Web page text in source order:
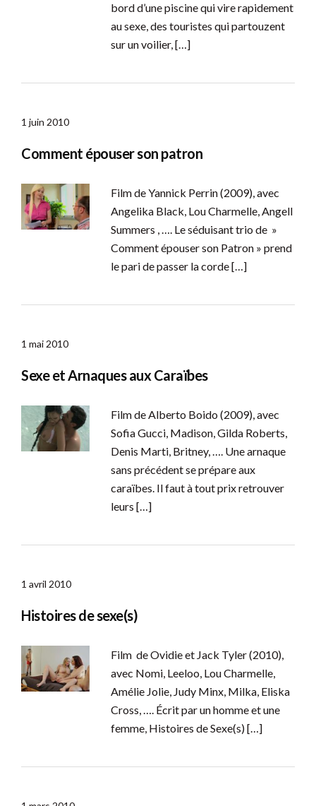
bord d’une piscine qui vire rapidement
au sexe, des touristes qui partouzent
sur un voilier, […]
1 juin 2010
Comment épouser son patron
Film de Yannick Perrin (2009), avec
Angelika Black, Lou Charmelle, Angell
Summers , …. Le séduisant trio de »
Comment épouser son Patron » prend
le pari de passer la corde […]
1 mai 2010
Sexe et Arnaques aux Caraïbes
Film de Alberto Boido (2009), avec
Sofia Gucci, Madison, Gilda Roberts,
Denis Marti, Britney, …. Une arnaque
sans précédent se prépare aux
caraïbes. Il faut à tout prix retrouver
leurs […]
1 avril 2010
Histoires de sexe(s)
Film de Ovidie et Jack Tyler (2010),
avec Nomi, Leeloo, Lou Charmelle,
Amélie Jolie, Judy Minx, Milka, Eliska
Cross, …. Écrit par un homme et une
femme, Histoires de Sexe(s) […]